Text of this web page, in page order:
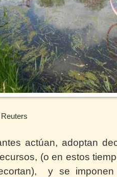
actúan, adoptan
(o en estos
y se